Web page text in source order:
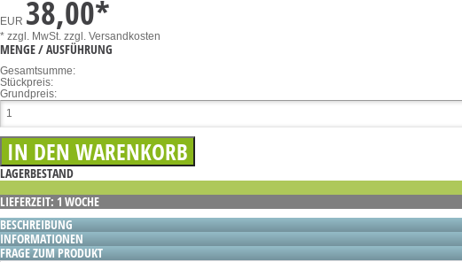
EUR 38,00*
* zzgl. MwSt. zzgl. Versandkosten
MENGE / AUSFÜHRUNG
Gesamtsumme:
Stückpreis:
Grundpreis:
LAGERBESTAND
LIEFERZEIT: 1 WOCHE
BESCHREIBUNG
INFORMATIONEN
FRAGE ZUM PRODUKT